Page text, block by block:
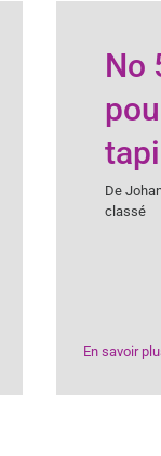
No
De
classé
En savoir